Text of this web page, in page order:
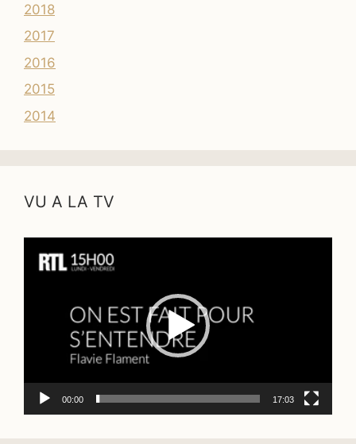
2018
2017
2016
2015
2014
VU A LA TV
vidéo
00:00 17:03